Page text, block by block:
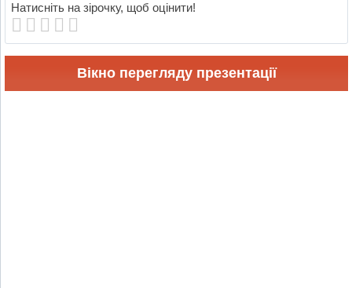
Натисніть на зірочку, щоб оцінити!
Вікно перегляду презентації